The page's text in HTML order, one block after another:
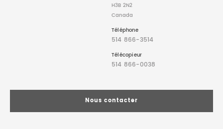
H3B 2N2
Canada
Téléphone
514 866-3514
Télécopieur
514 866-0038
Nous contacter